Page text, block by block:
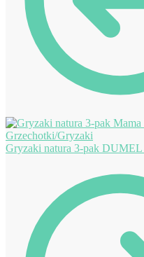
Gryzaki natura 3-pak DUMEL